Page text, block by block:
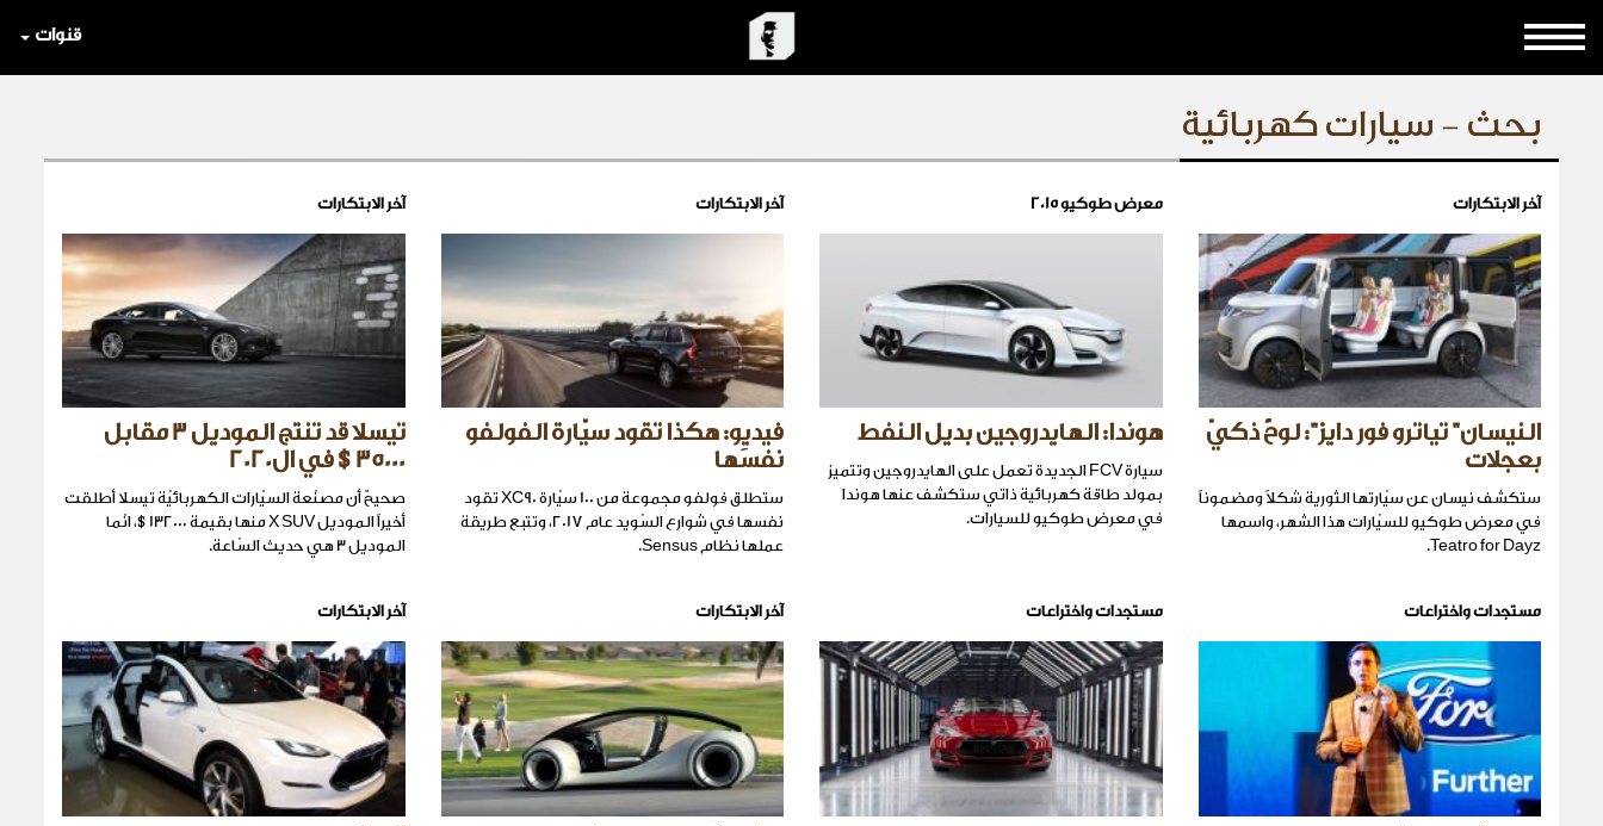
قنوات
بحث - سيارات كهربائية
آخر الابتكارات
النيسان" تياترو فور دايز": لوحٌ ذكيّ
بعجلات
ستكشف نيسان عن سيّارتها الثورية شكلاً ومضموناً
في معرض طوكيو للسيّارات هذا الشهر، واسمها
Teatro for Dayz.
معرض طوكيو 2015
هوندا: الهايدروجين بديل النفط
سيارة FCV الجديدة تعمل على الهايدروجين وتتميز
بمولد طاقة كهربائية ذاتي ستكشف عنها هوندا
في معرض طوكيو للسيارات.
آخر الابتكارات
فيديو: هكذا تقود سيّارة الفولفو
نفسَها
ستطلق فولفو مجموعة من 100 سيّارة XC90 تقود
نفسها في شوارع السّويد عام 2017، وتتبع طريقة
عملها نظام Sensus.
آخر الابتكارات
تيسلا قد تنتج الموديل 3 مقابل
35000$ في ال2020
صحيحٌ أن مصنّعة السيّارات الكهربائيّة تيسلا أطلقت
أخيراً الموديل X SUV منها بقيمة 132000$، انّما
الموديل 3 هي حديث السّاعة.
مستجدات واختراعات مستجدات واختراعات آخر الابتكارات آخر الابتكارات